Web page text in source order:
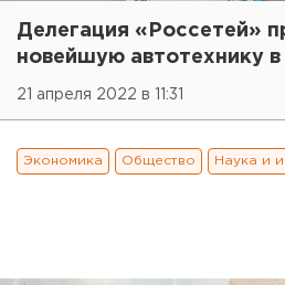
Делегация «Россетей»
новейшую автотехнику
21 апреля 2022 в 11:31
Экономика Общество Наука и